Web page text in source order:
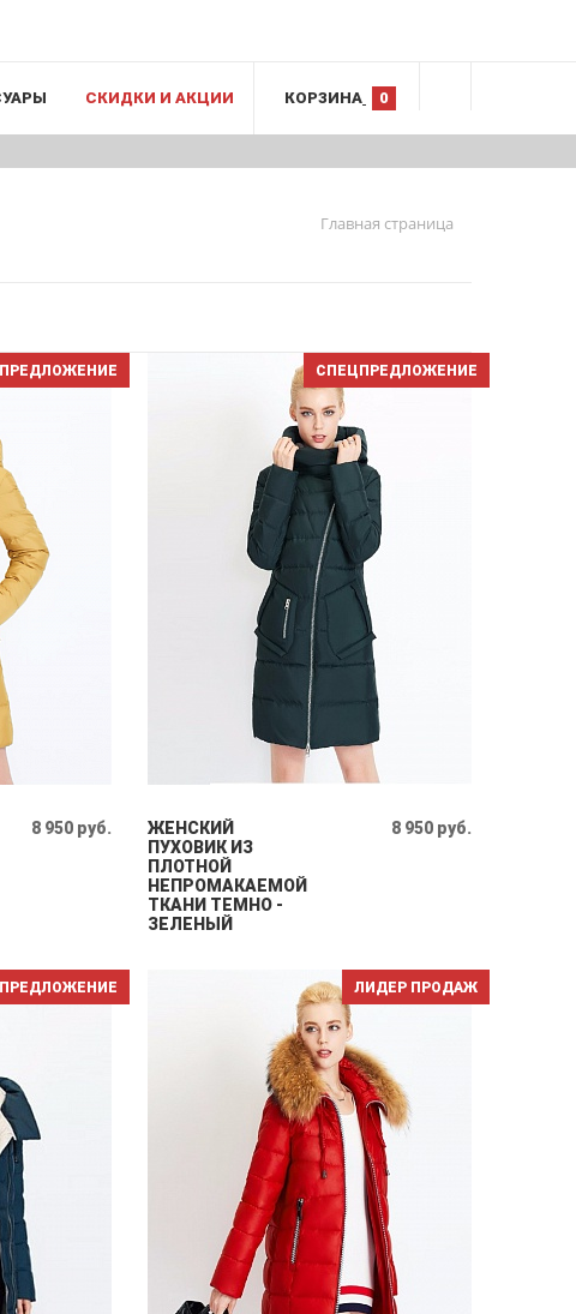
КОРЗИНА 0
СКИДКИ И АКЦИИ
Главная страница
8 950 руб.
СПЕЦПРЕДЛОЖЕНИЕ
ЖЕНСКИЙ
ПУХОВИК ИЗ
ПЛОТНОЙ
НЕПРОМАКАЕМОЙ
ТКАНИ ТЕМНО -
ЗЕЛЕНЫЙ
8 950 руб.
ЛИДЕР ПРОДАЖ